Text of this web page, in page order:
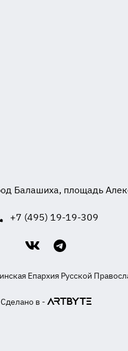
Балашиха, площадь
+7 (495) 19-19-309
Епархия Русской
Сделано в -